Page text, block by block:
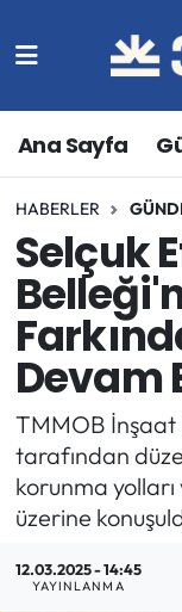
Ana Sayfa
HABERLER
Selçuk
Devam
TMMOB İnşaat
tarafından
korunma yolları
üzerine
12.03.2025 - 14:45
YAYINLANMA